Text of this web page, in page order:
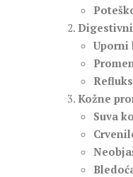
Uporni
Kožne
Suva